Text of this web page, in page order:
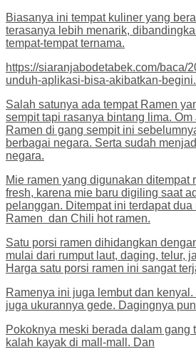
Biasanya ini tempat kuliner yang
terasanya lebih menarik,
tempat-tempat ternama.
https://siaranjabodetabek.com/baca/
unduh-aplikasi-bisa-akibatkan-
Salah satunya ada tempat Ramen
sempit tapi rasanya bintang lima.
Ramen di gang sempit ini
berbagai negara. Serta sudah
negara.
Mie ramen yang digunakan ditempat
fresh, karena mie baru digiling saat
pelanggan. Ditempat ini terdapat dua
Ramen dan Chili hot ramen.
Satu porsi ramen dihidangkan
mulai dari rumput laut, daging, telur,
Harga satu porsi ramen ini sangat
Ramenya ini juga lembut dan
juga ukurannya gede. Dagingnya
Pokoknya meski berada dalam gang
kalah kayak di mall-mall. Dan